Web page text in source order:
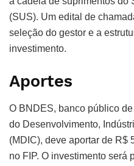
(SUS). Um edital de
seleção do gestor e a
investimento.
Aportes
O BNDES, banco público
do Desenvolvimento,
(MDIC), deve aportar de R$
no FIP. O investimento será